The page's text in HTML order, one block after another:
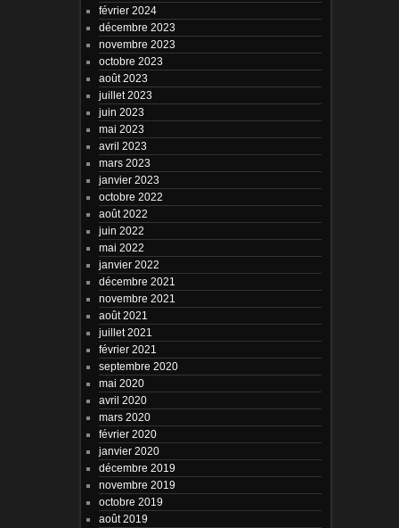
février 2024
décembre 2023
novembre 2023
octobre 2023
août 2023
juillet 2023
juin 2023
mai 2023
avril 2023
mars 2023
janvier 2023
octobre 2022
août 2022
juin 2022
mai 2022
janvier 2022
décembre 2021
novembre 2021
août 2021
juillet 2021
février 2021
septembre 2020
mai 2020
avril 2020
mars 2020
février 2020
janvier 2020
décembre 2019
novembre 2019
octobre 2019
août 2019